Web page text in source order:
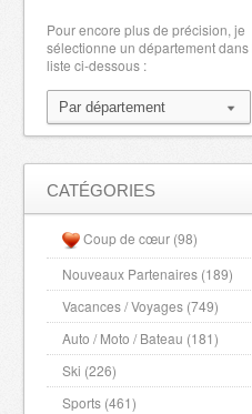
Pour encore plus de précision, je
sélectionne un département dans
liste ci-dessous :
CATÉGORIES
Coup de cœur (98)
Nouveaux Partenaires (189)
Vacances / Voyages (749)
Auto / Moto / Bateau (181)
Ski (226)
Sports (461)